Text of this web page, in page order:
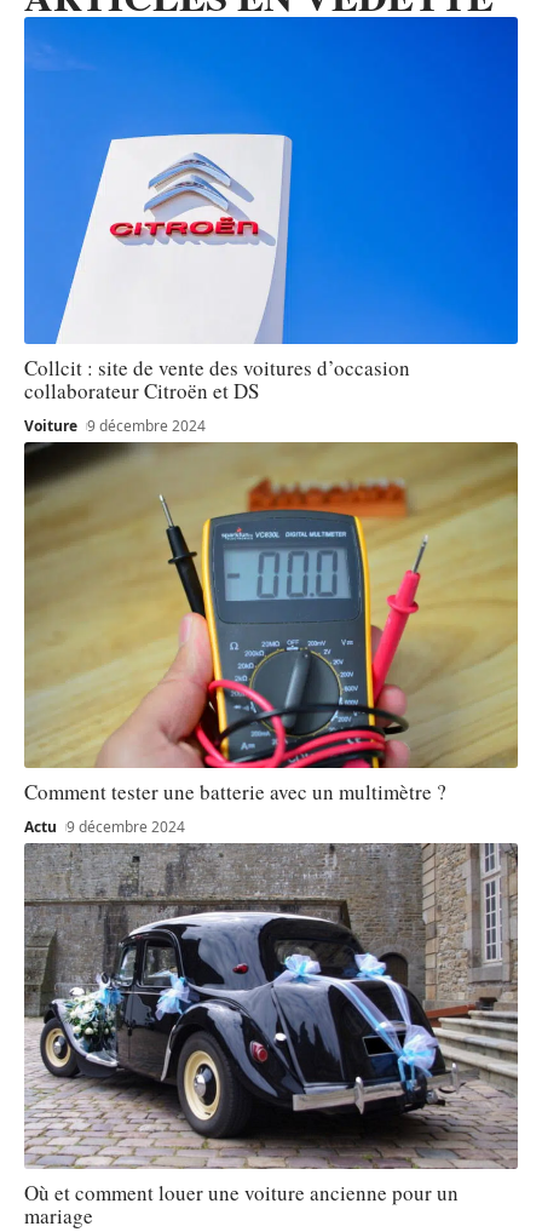
Collcit : site de vente des voitures d’occasion
collaborateur Citroën et DS
Voiture 9 décembre 2024
Comment tester une batterie avec un multimètre ?
Actu 9 décembre 2024
Où et comment louer une voiture ancienne pour un
mariage